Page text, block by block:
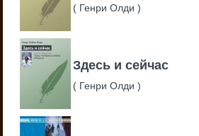
( Генри Олди)
Здесь и сейчас
( Генри Олди)